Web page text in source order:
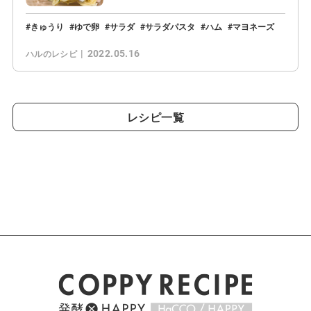
きゅうり ゆで卵 サラダ サラダパスタ ハム マヨネーズ
ハルのレシピ 2022.05.16
レシピ一覧